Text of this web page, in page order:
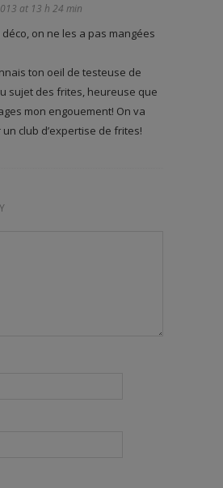
at 13 h 24 min
déco, on ne les a pas mangées
ton oeil de testeuse de
sujet des frites, heureuse que
mon engouement! On va
club d’expertise de frites!